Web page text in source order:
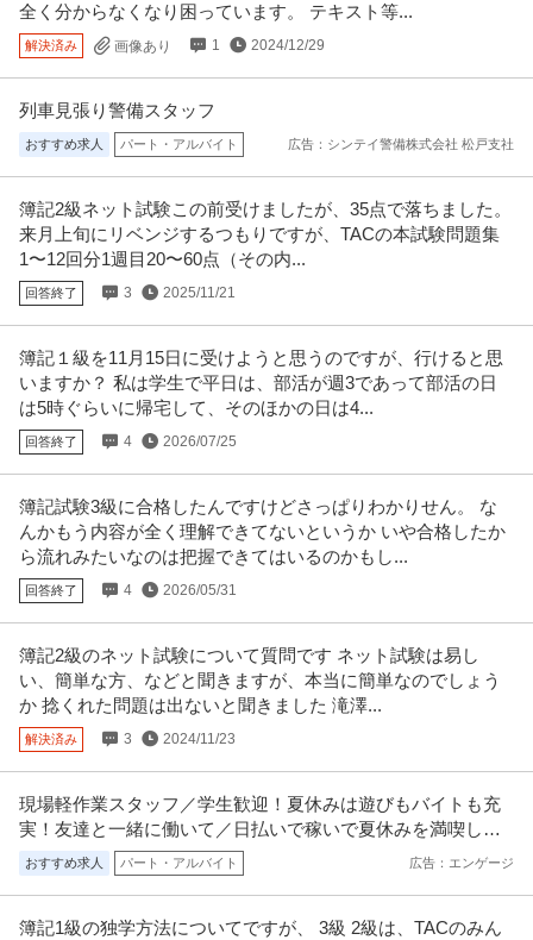
全く分からなくなり困っています。 テキスト等...
解決済み 画像あり 1 2024/12/29
列車見張り警備スタッフ
おすすめ求人 パート・アルバイト 広告：シンテイ警備株式会社 松戸支社
簿記2級ネット試験この前受けましたが、35点で落ちました。
来月上旬にリベンジするつもりですが、TACの本試験問題集
1〜12回分1週目20〜60点（その内...
回答終了 3 2025/11/21
簿記１級を11月15日に受けようと思うのですが、行けると思
いますか？ 私は学生で平日は、部活が週3であって部活の日
は5時ぐらいに帰宅して、そのほかの日は4...
回答終了 4 2026/07/25
簿記試験3級に合格したんですけどさっぱりわかりせん。 な
んかもう内容が全く理解できてないというか いや合格したか
ら流れみたいなのは把握できてはいるのかもし...
回答終了 4 2026/05/31
簿記2級のネット試験について質問です ネット試験は易し
い、簡単な方、などと聞きますが、本当に簡単なのでしょう
か 捻くれた問題は出ないと聞きました 滝澤...
解決済み 3 2024/11/23
現場軽作業スタッフ／学生歓迎！夏休みは遊びもバイトも充
実！友達と一緒に働いて／日払いで稼いで夏休みを満喫しよ
う！
おすすめ求人 パート・アルバイト 広告：エンゲージ
簿記1級の独学方法についてですが、 3級 2級は、TACのみん